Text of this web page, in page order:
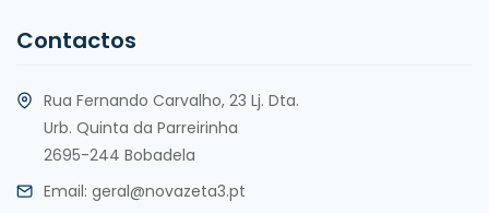
Contactos
Rua Fernando Carvalho, 23 Lj. Dta.
Urb. Quinta da Parreirinha
2695-244 Bobadela
Email: geral@novazeta3.pt